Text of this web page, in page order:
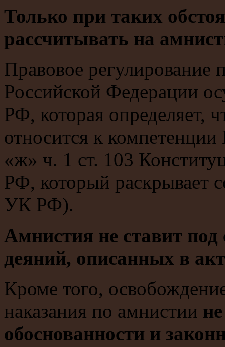
Только при таких
рассчитывать на
Правовое регулирование
Российской Федерации
РФ, которая определяет,
относится к
«ж» ч. 1 ст. 103
РФ, который раскрывает
УК РФ).
Амнистия не ставит под
деяний, описанных в
Кроме того,
наказания по амнистии
обоснованности и